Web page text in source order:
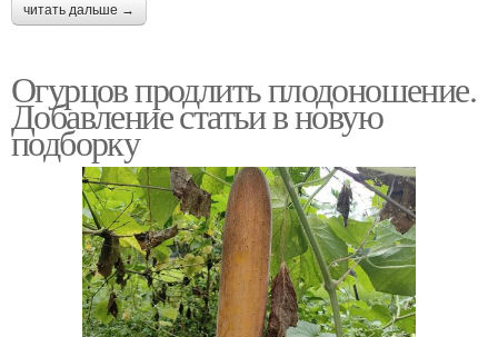
читать дальше →
Огурцов продлить плодоношение.
Добавление статьи в новую
подборку